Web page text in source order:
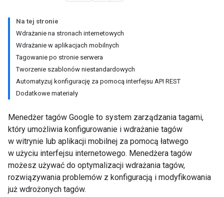
Na tej stronie
Wdrażanie na stronach internetowych
Wdrażanie w aplikacjach mobilnych
Tagowanie po stronie serwera
Tworzenie szablonów niestandardowych
Automatyzuj konfigurację za pomocą interfejsu API REST
Dodatkowe materiały
Menedżer tagów Google to system zarządzania tagami,
który umożliwia konfigurowanie i wdrażanie tagów
w witrynie lub aplikacji mobilnej za pomocą łatwego
w użyciu interfejsu internetowego. Menedżera tagów
możesz używać do optymalizacji wdrażania tagów,
rozwiązywania problemów z konfiguracją i modyfikowania
już wdrożonych tagów.